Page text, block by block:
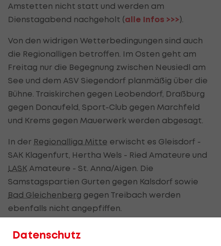
Amstetten nicht statt und werden am
Dienstagabend nachgeholt (alle Infos >>>).
Von den widrigen Wetterbedingungen sind auch
die Regionalligen betroffen. Im Osten geht am
Freitag nur die Begegnung zwischen Neusiedl am
See und dem ASV Siegendorf planmäßig über die
Bühne. Traiskirchen gegen Leobendorf, Draßburg
gegen Donaufeld, Sport-Club gegen Marchfeld
und Krems gegen Mauerwerk werden abgesagt.
In der Regionalliga Mitte erwischt es Gleisdorf -
SAK Klagenfurt, Hertha Wels - Ried Amateure und
LASK Amateure - St. Anna/Aigen. Die
Samstagspartien Gurten gegen Kalsdorf sowie
Bad Gleichenberg gegen Treibach werden
ebenfalls nicht angepfiffen.
Leoben gegen Allerheiligen, Weiz gegen
Datenschutz